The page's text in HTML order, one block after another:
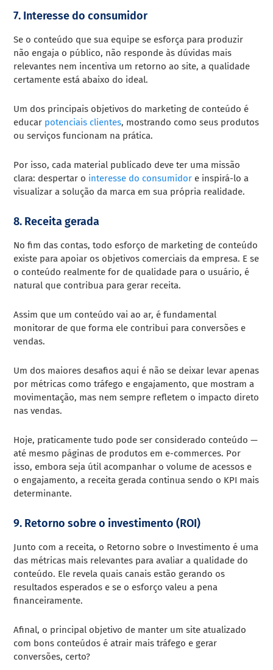
7. Interesse do consumidor
Se o conteúdo que sua equipe se esforça para produzir
não engaja o público, não responde às dúvidas mais
relevantes nem incentiva um retorno ao site, a qualidade
certamente está abaixo do ideal.
Um dos principais objetivos do marketing de conteúdo é
educar potenciais clientes, mostrando como seus produtos
ou serviços funcionam na prática.
Por isso, cada material publicado deve ter uma missão
clara: despertar o interesse do consumidor e inspirá-lo a
visualizar a solução da marca em sua própria realidade.
8. Receita gerada
No fim das contas, todo esforço de marketing de conteúdo
existe para apoiar os objetivos comerciais da empresa. E se
o conteúdo realmente for de qualidade para o usuário, é
natural que contribua para gerar receita.
Assim que um conteúdo vai ao ar, é fundamental
monitorar de que forma ele contribui para conversões e
vendas.
Um dos maiores desafios aqui é não se deixar levar apenas
por métricas como tráfego e engajamento, que mostram a
movimentação, mas nem sempre refletem o impacto direto
nas vendas.
Hoje, praticamente tudo pode ser considerado conteúdo —
até mesmo páginas de produtos em e-commerces. Por
isso, embora seja útil acompanhar o volume de acessos e
o engajamento, a receita gerada continua sendo o KPI mais
determinante.
9. Retorno sobre o investimento (ROI)
Junto com a receita, o Retorno sobre o Investimento é uma
das métricas mais relevantes para avaliar a qualidade do
conteúdo. Ele revela quais canais estão gerando os
resultados esperados e se o esforço valeu a pena
financeiramente.
Afinal, o principal objetivo de manter um site atualizado
com bons conteúdos é atrair mais tráfego e gerar
conversões, certo?